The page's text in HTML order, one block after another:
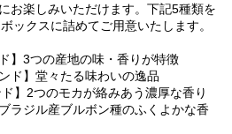
お楽しみいただけます。下記5種類を
ックスに詰めてご用意いたします。
】 3つの産地の味・香りが特徴
ド】 堂々たる味わいの逸品
】 2つのモカが絡みあう濃厚な香り
ブラジル産ブルボン種のふくよかな香